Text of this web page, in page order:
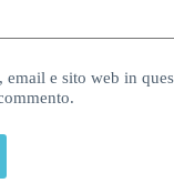
email e sito web in